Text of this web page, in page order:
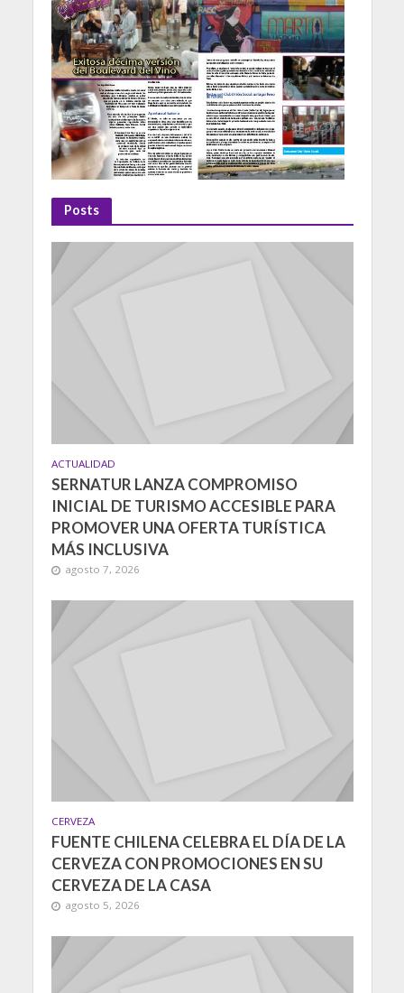
Posts
ACTUALIDAD
SERNATUR LANZA COMPROMISO
INICIAL DE TURISMO ACCESIBLE PARA
PROMOVER UNA OFERTA TURÍSTICA
MÁS INCLUSIVA
agosto 7, 2026
CERVEZA
FUENTE CHILENA CELEBRA EL DÍA DE LA
CERVEZA CON PROMOCIONES EN SU
CERVEZA DE LA CASA
agosto 5, 2026